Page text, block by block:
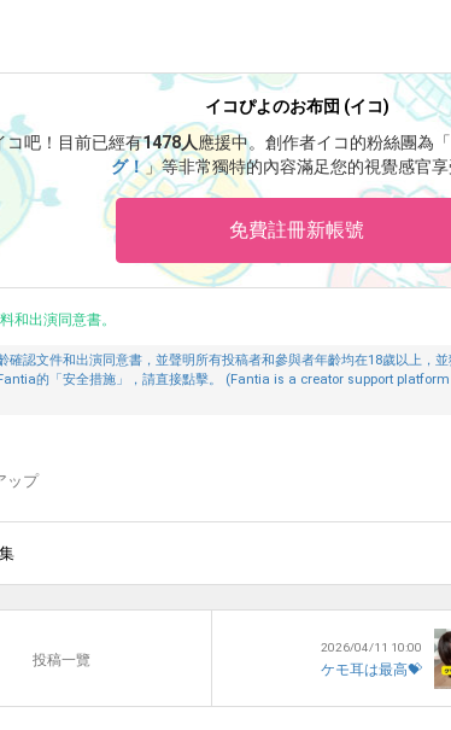
イコぴよのお布団 (イコ)
吧！ 目前已經有1478人 應援中。 創作者イコ的粉絲團為「
グ！」等非常獨特的內容滿足您的視覺感官享
免費註冊新帳號
和出演同意書。
確認文件和出演同意書，並聲明所有投稿者和參與者年齡均在18歲以上，
的「安全措施」，請直接點擊。 (Fantia is a creator support
ップ
投稿一覽
2026/04/11 10:00
ケモ耳は最高💝